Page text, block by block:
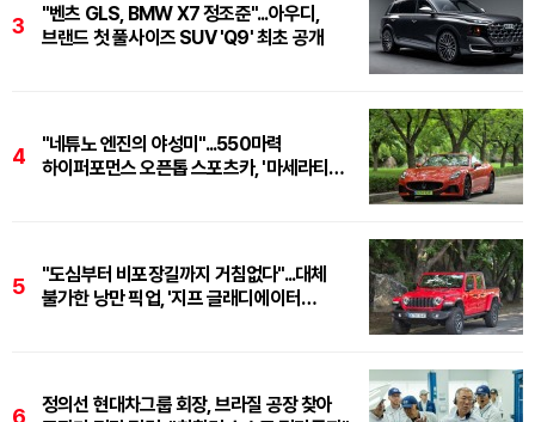
3
"벤츠 GLS, BMW X7 정조준"...아우디,
브랜드 첫 풀사이즈 SUV 'Q9' 최초 공개
4
"네튜노 엔진의 야성미"...550마력
하이퍼포먼스 오픈톱 스포츠카, '마세라티
5
"도심부터 비포장길까지 거침없다"...대체
불가한 낭만 픽업, '지프 글래디에이터
6
정의선 현대차그룹 회장, 브라질 공장 찾아